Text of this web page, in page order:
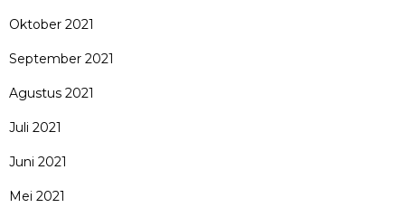
Oktober 2021
September 2021
Agustus 2021
Juli 2021
Juni 2021
Mei 2021